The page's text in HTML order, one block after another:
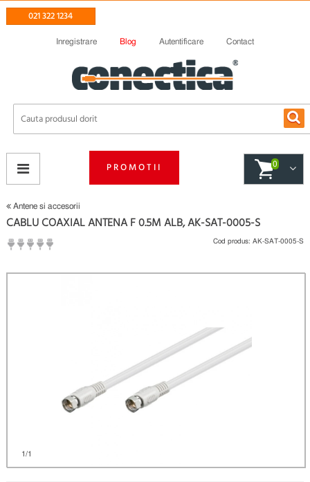
021 322 1234
Inregistrare Blog Autentificare Contact
PROMOTII 0
Antene si accesorii
1/1
CABLU COAXIAL ANTENA F 0.5M ALB, AK-SAT-0005-S
Fii primul care scrie un review
Cod produs: AK-SAT-0005-S